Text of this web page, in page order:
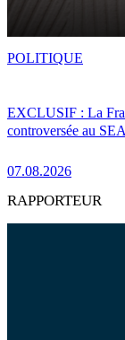
EXCLUSIF : La
controversée au
07.08.2026
POLITIQUE
RAPPORTEUR